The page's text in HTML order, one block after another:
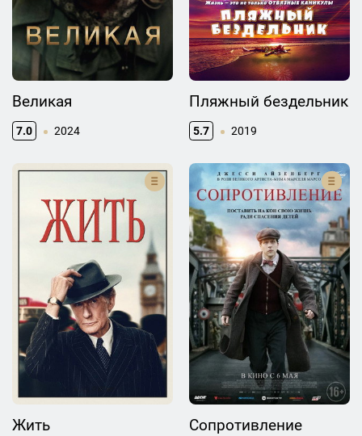
Великая
7.0 2024
Пляжный бездельник
5.7 2019
Жить Сопротивление